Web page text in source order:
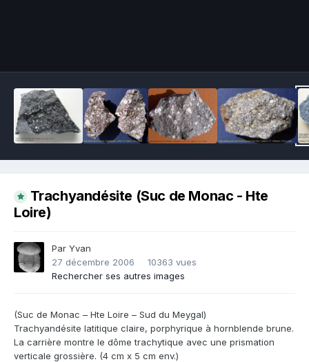
Trachyandésite (Suc de Monac - Hte
Loire)
Par Yvan
27 décembre 2006
10363 vues
Rechercher ses autres images
(Suc de Monac – Hte Loire – Sud du Meygal)
Trachyandésite latitique claire, porphyrique à hornblende brune.
La carrière montre le dôme trachytique avec une prismation
verticale grossière. (4 cm x 5 cm env.)